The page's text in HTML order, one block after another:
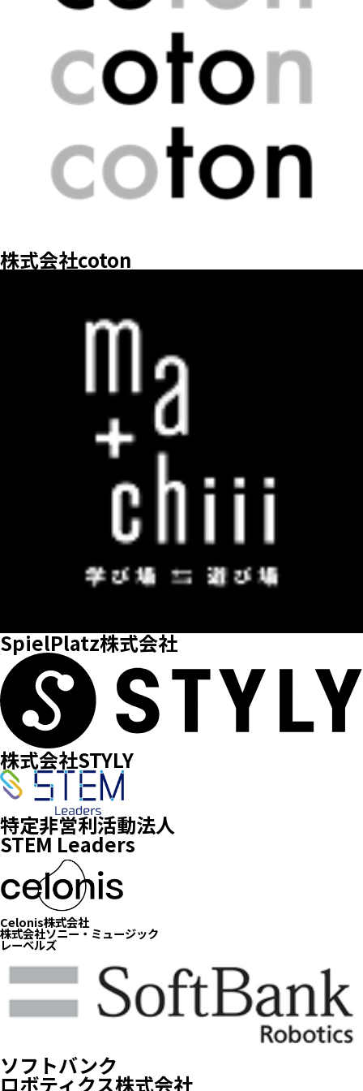
株式会社coton
SpielPlatz株式会社
株式会社STYLY
特定非営利活動法人
STEM Leaders
Celonis株式会社
株式会社ソニー・ミュージック
レーベルズ
ソフトバンク
ロボティクス株式会社